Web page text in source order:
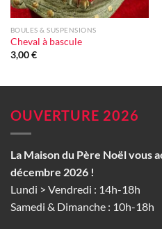
BOULES & SUSPENSIONS
Cheval à bascule
3,00€
OUVERTURE 2026
La Maison du Père Noël vous
décembre 2026 !
Lundi > Vendredi : 14h-18h
Samedi & Dimanche : 10h-18h